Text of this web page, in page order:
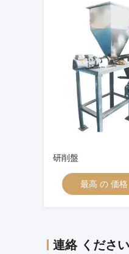
研削盤
最高 の 価
連絡 ください